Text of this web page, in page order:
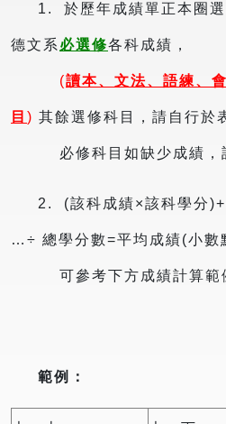
1. 於歷年成績單正本圈選
德文系 必選修各科成績，
(讀本、文法、語練、
目 ) 其餘選修科目，請自行於
必修科目如缺少成績，該
2. (該科成績×該科學分)+(
…÷ 總學分數=平均成績(小數
可參考下方成績計算範
範例：